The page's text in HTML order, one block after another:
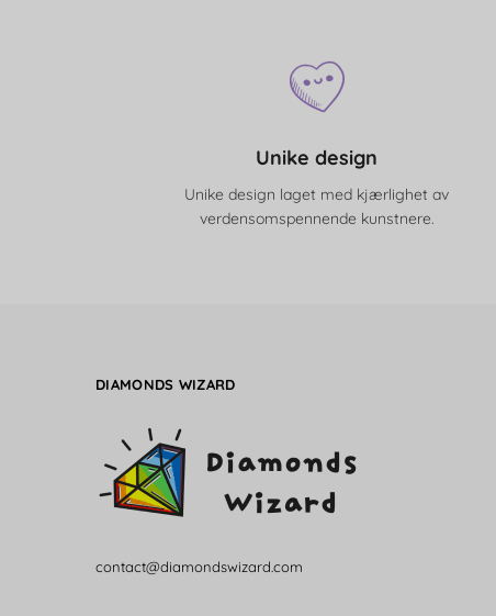
Unike design
Unike design laget med kjærlighet av
verdensomspennende kunstnere.
DIAMONDS WIZARD
contact@diamondswizard.com